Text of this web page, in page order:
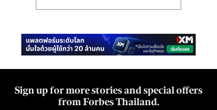
Sign up for more stories and special offers
from Forbes Thailand.